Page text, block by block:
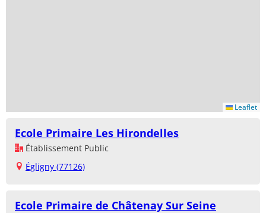
Leaflet
Ecole Primaire Les Hirondelles
Établissement Public
Égligny (77126)
Ecole Primaire de Châtenay Sur Seine